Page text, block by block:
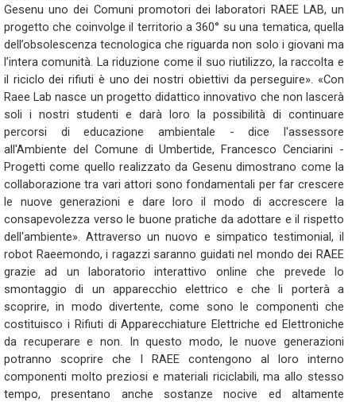
Gesenu uno dei Comuni promotori dei laboratori RAEE LAB, un
progetto che coinvolge il territorio a 360° su una tematica, quella
dell’obsolescenza tecnologica che riguarda non solo i giovani ma
l’intera comunità. La riduzione come il suo riutilizzo, la raccolta e
il riciclo dei rifiuti è uno dei nostri obiettivi da perseguire». «Con
Raee Lab nasce un progetto didattico innovativo che non lascerà
soli i nostri studenti e darà loro la possibilità di continuare
percorsi di educazione ambientale - dice l'assessore
all'Ambiente del Comune di Umbertide, Francesco Cenciarini -
Progetti come quello realizzato da Gesenu dimostrano come la
collaborazione tra vari attori sono fondamentali per far crescere
le nuove generazioni e dare loro il modo di accrescere la
consapevolezza verso le buone pratiche da adottare e il rispetto
dell'ambiente». Attraverso un nuovo e simpatico testimonial, il
robot Raeemondo, i ragazzi saranno guidati nel mondo dei RAEE
grazie ad un laboratorio interattivo online che prevede lo
smontaggio di un apparecchio elettrico e che li porterà a
scoprire, in modo divertente, come sono le componenti che
costituisco i Rifiuti di Apparecchiature Elettriche ed Elettroniche
da recuperare e non. In questo modo, le nuove generazioni
potranno scoprire che I RAEE contengono al loro interno
componenti molto preziosi e materiali riciclabili, ma allo stesso
tempo, presentano anche sostanze nocive ed altamente